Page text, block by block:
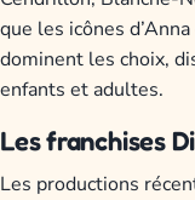
que les icônes
dominent les choix,
enfants et adultes.
Les franchises
Les productions